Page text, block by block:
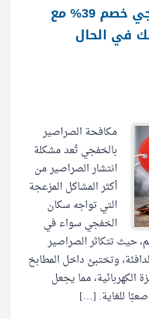
مكافحة الصراصير بالخفجي خصم 39% مع
مكافحة الصراصير
بالخفجي تُعد مشكلة
انتشار الصراصير من
أكثر المشاكل المزعجة
التي تواجه سكان
الخفجي سواء في
حيث تتكاثر الصراصير
وتختبئ داخل المطابخ
مما يجعل
صعبًا للغاية. […]